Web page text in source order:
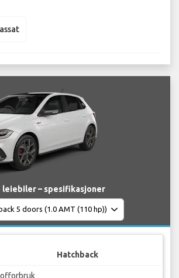
leiebiler – spesifikasjoner
Hatchback